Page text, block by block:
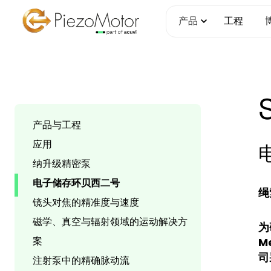
产品 工程
产品与工程
应用
纳升级精密泵
电子储存环贝西二号
镜头对焦的精准度与速度
磁学、真空与辐射领域的运动解决方
案
注射泵中的精确脉动流